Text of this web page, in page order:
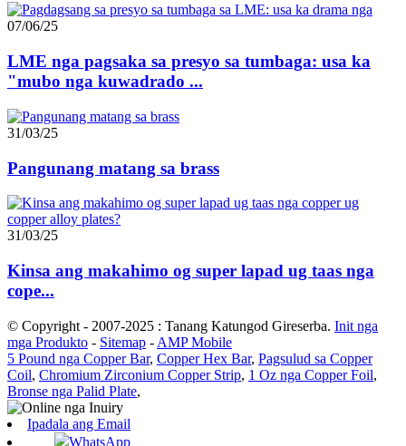
07/06/25
LME nga pagsaka sa presyo sa tumbaga: usa ka
"mubo nga kuwadrado ...
31/03/25
Pangunang matang sa brass
31/03/25
Kinsa ang makahimo og super lapad ug taas nga
cope...
© Copyright - 2007-2025 : Tanang Katungod Gireserba. Init nga
mga Produkto - Sitemap - AMP Mobile
5 Pound nga Copper Bar, Copper Hex Bar, Pagsulud sa Copper
Coil, Chromium Zirconium Copper Strip, 1 Oz nga Copper Foil,
Bronse nga Palid Plate,
Ipadala ang Email
WhatsApp